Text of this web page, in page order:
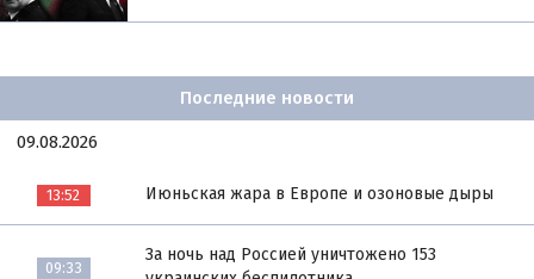
Последние новости
09.08.2026
13:52 Июньская жара в Европе и озоновые дыры
09:33
За ночь над Россией уничтожено 153